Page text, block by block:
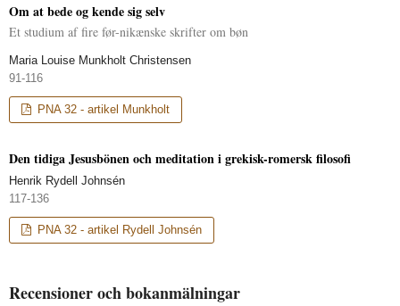
Om at bede og kende sig selv
Et studium af fire før-nikænske skrifter om bøn
Maria Louise Munkholt Christensen
91-116
PNA 32 - artikel Munkholt
Den tidiga Jesusbönen och meditation i grekisk-romersk filosofi
Henrik Rydell Johnsén
117-136
PNA 32 - artikel Rydell Johnsén
Recensioner och bokanmälningar